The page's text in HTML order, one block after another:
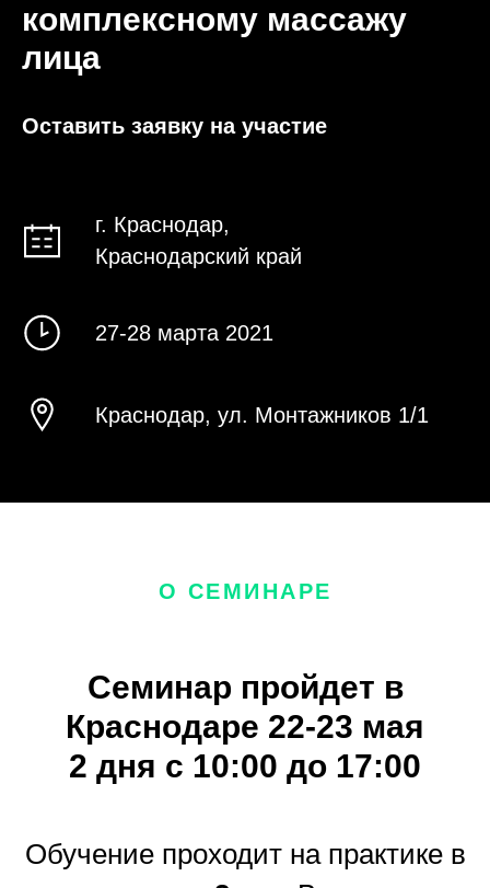
комплексному массажу
лица
Оставить заявку на участие
г. Краснодар,
Краснодарский край
27-28 марта 2021
Краснодар, ул. Монтажников 1/1
О СЕМИНАРЕ
Семинар пройдет в
Краснодаре 22-23 мая
2 дня с 10:00 до 17:00
Обучение проходит на практике в